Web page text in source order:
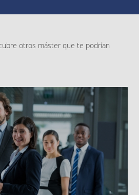
otros máster que te podrían